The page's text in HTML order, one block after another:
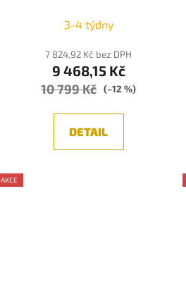
Tuya - NOVA LUCE
3-4 týdny
7 824,92 Kč bez DPH
9 468,15 Kč
10 799 Kč (–12 %)
DETAIL
AKCE